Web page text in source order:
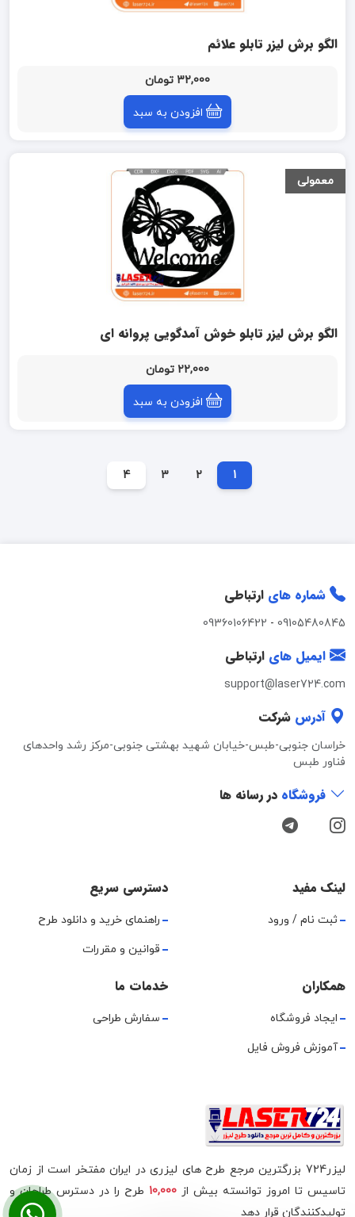
الگو برش لیزر تابلو علائم
32,000 تومان
افزودن به سبد
معمولی
الگو برش لیزر تابلو خوش آمدگویی پروانه ای
22,000 تومان
افزودن به سبد
1
2
3
4
شماره های ارتباطی
09105480845
-
09360106422
ایمیل های ارتباطی
support@laser724.com
آدرس شرکت
خراسان جنوبی-طبس-خیابان شهید بهشتی جنوبی-مرکز رشد واحدهای
فناور طبس
فروشگاه در رسانه ها
لینک مفید
ثبت نام / ورود
دسترسی سریع
راهنمای خرید و دانلود طرح
قوانین و مقررات
همکاران
ایجاد فروشگاه
آموزش فروش فایل
خدمات ما
سفارش طراحی
لیزر724 بزرگترین مرجع طرح های لیزری در ایران مفتخر است از زمان
تاسیس تا امروز توانسته بیش از 10,000 طرح را در دسترس طراحان و
تولیدکنندگان قرار دهد